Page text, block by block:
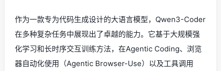
作为一款专为代码生成设计的大语言模型，Qwen3-Coder
在多种复杂任务中展现出了卓越的能力。它基于大规模强
化学习和长时序交互训练方法，在Agentic Coding、浏览
器自动化使用（Agentic Browser-Use）以及工具调用